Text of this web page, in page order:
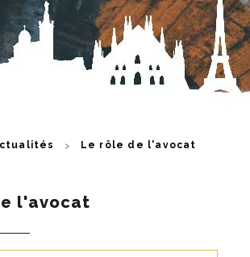
Le rôle de l'avocat
l'avocat